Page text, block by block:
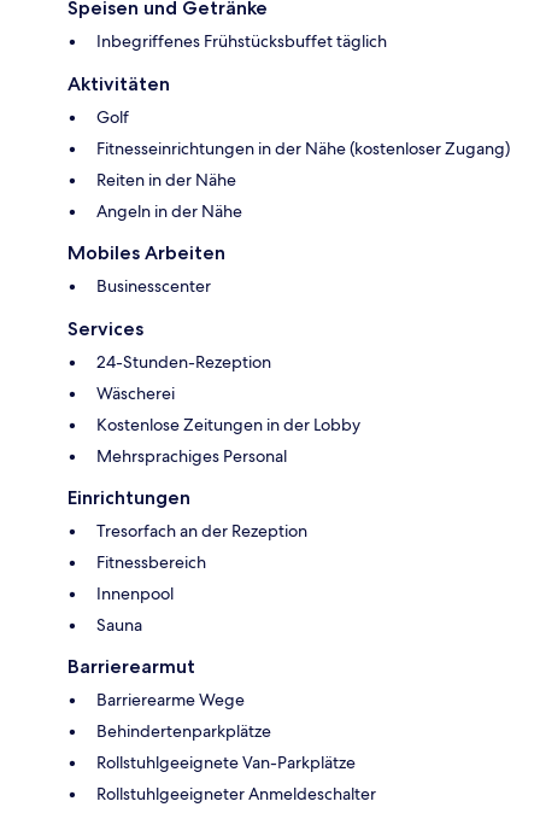
Speisen und Getränke
Inbegriffenes Frühstücksbuffet täglich
Aktivitäten
Golf
Fitnesseinrichtungen in der Nähe (kostenloser Zugang)
Reiten in der Nähe
Angeln in der Nähe
Mobiles Arbeiten
Businesscenter
Services
24-Stunden-Rezeption
Wäscherei
Kostenlose Zeitungen in der Lobby
Mehrsprachiges Personal
Einrichtungen
Tresorfach an der Rezeption
Fitnessbereich
Innenpool
Sauna
Barrierearmut
Barrierearme Wege
Behindertenparkplätze
Rollstuhlgeeignete Van-Parkplätze
Rollstuhlgeeigneter Anmeldeschalter